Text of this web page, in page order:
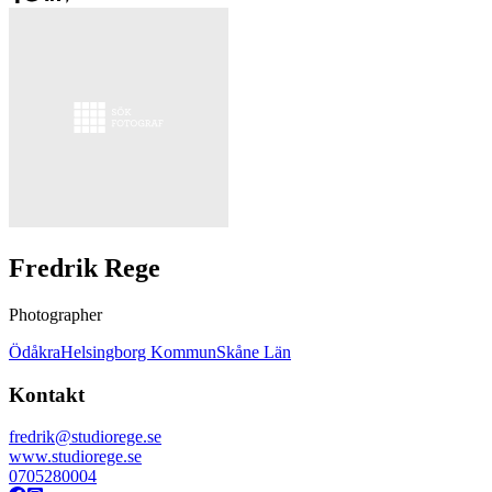
Fredrik Rege
Photographer
ÖdåkraHelsingborg KommunSkåne Län
Kontakt
fredrik@studiorege.se
www.studiorege.se
0705280004